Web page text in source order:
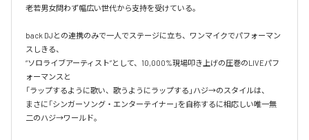
老若男女問わず幅広い世代から支持を受けている。
back DJとの連携のみで一人でステージに立ち、ワンマイクでパフォーマン
スしきる、
“ソロライブアーティスト”として、10,000%現場叩き上げの圧巻のLIVEパフ
ォーマンスと
「ラップするように歌い、歌うようにラップする」ハジ→のスタイルは、
まさに「シンガーソング・エンターテイナー」を自称するに相応しい唯一無
二のハジ→ワールド。